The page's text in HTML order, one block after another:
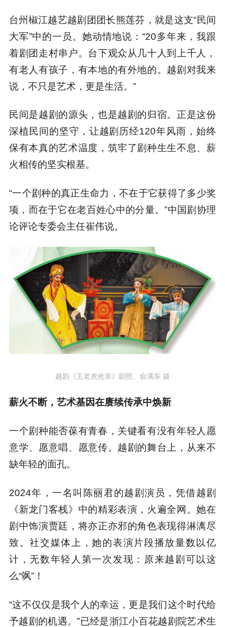
台州椒江越艺越剧团团长熊莲芬，就是这支“民间
大军”中的一员。她动情地说：“20多年来，我跟
着剧团走村串户。台下观众从几十人到上千人，
有老人有孩子，有本地的有外地的。越剧对我来
说，不只是艺术，更是生活。”
民间是越剧的源头，也是越剧的归宿。正是这份
深植民间的坚守，让越剧历经120年风雨，始终
保有本真的艺术温度，筑牢了剧种生生不息、薪
火相传的坚实根基。
“一个剧种的真正生命力，不在于它获得了多少奖
项，而在于它在老百姓心中的分量。”中国剧协理
论评论专委会主任崔伟说。
越剧《王老虎抢亲》剧照。俞满东 摄
薪火不断，艺术基因在赓续传承中焕新
一个剧种能否葆有青春，关键看有没有年轻人愿
意学、愿意唱、愿意传。越剧的舞台上，从来不
缺年轻的面孔。
2024年，一名叫陈丽君的越剧演员，凭借越剧
《新龙门客栈》中的精彩表演，火遍全网。她在
剧中饰演贾廷，将亦正亦邪的角色表现得淋漓尽
致。社交媒体上，她的表演片段播放量数以亿
计，无数年轻人第一次发现：原来越剧可以这
么“飒”！
“这不仅仅是我个人的幸运，更是我们这个时代给
予越剧的机遇。”已经是浙江小百花越剧院艺术生